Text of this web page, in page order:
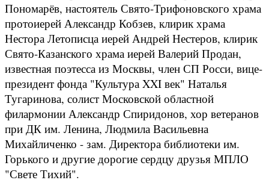
Пономарёв, настоятель Свято-Трифоновского храма
протоиерей Александр Кобзев, клирик храма
Нестора Летописца иерей Андрей Нестеров, клирик
Свято-Казанского храма иерей Валерий Продан,
известная поэтесса из Москвы, член СП Росси, вице-
президент фонда "Культура XXI век" Наталья
Тугаринова, солист Московской областной
филармонии Александр Спиридонов, хор ветеранов
при ДК им. Ленина, Людмила Васильевна
Михайличенко - зам. Директора библиотеки им.
Горького и другие дорогие сердцу друзья МПЛО
"Свете Тихий".